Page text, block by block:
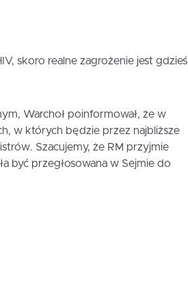
skoro realne zagrożenie jest gdzieś
Warchoł poinformował, że w
w których będzie przez najbliższe
Szacujemy, że RM przyjmie
być przegłosowana w Sejmie do